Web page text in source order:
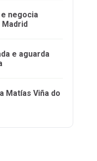
negocia
e aguarda
Matías Viña do